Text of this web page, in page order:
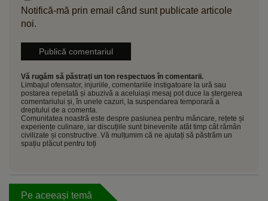
Notifică-mă prin email când sunt publicate articole
noi.
Vă rugăm să păstrați un ton respectuos în comentarii.
Limbajul ofensator, injuriile, comentariile instigatoare la ură sau
postarea repetată și abuzivă a aceluiași mesaj pot duce la ștergerea
comentariului și, în unele cazuri, la suspendarea temporară a
dreptului de a comenta.
Comunitatea noastră este despre pasiunea pentru mâncare, rețete și
experiențe culinare, iar discuțiile sunt binevenite atât timp cât rămân
civilizate și constructive. Vă mulțumim că ne ajutați să păstrăm un
spațiu plăcut pentru toți
Pe aceeași temă